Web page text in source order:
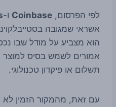
לפי הפרסום, Coinbase ו-
אשראי שמגובה
הוא מצביע על מודל שבו
אמורים לשמש בסיס למוצר
תשלום או פיקדון טכנולוגי.
עם זאת, מהמקור הזמין לא